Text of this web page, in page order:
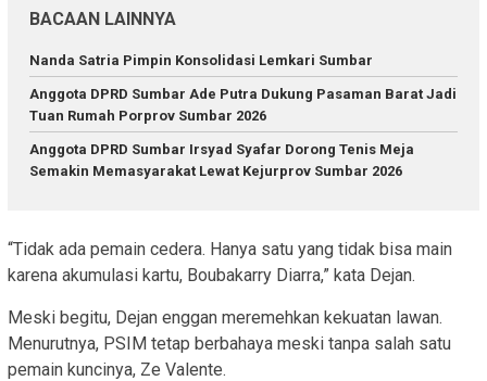
BACAAN LAINNYA
Nanda Satria Pimpin Konsolidasi Lemkari Sumbar
Anggota DPRD Sumbar Ade Putra Dukung Pasaman Barat Jadi
Tuan Rumah Porprov Sumbar 2026
Anggota DPRD Sumbar Irsyad Syafar Dorong Tenis Meja
Semakin Memasyarakat Lewat Kejurprov Sumbar 2026
“Tidak ada pemain cedera. Hanya satu yang tidak bisa main
karena akumulasi kartu, Boubakarry Diarra,” kata Dejan.
Meski begitu, Dejan enggan meremehkan kekuatan lawan.
Menurutnya, PSIM tetap berbahaya meski tanpa salah satu
pemain kuncinya, Ze Valente.